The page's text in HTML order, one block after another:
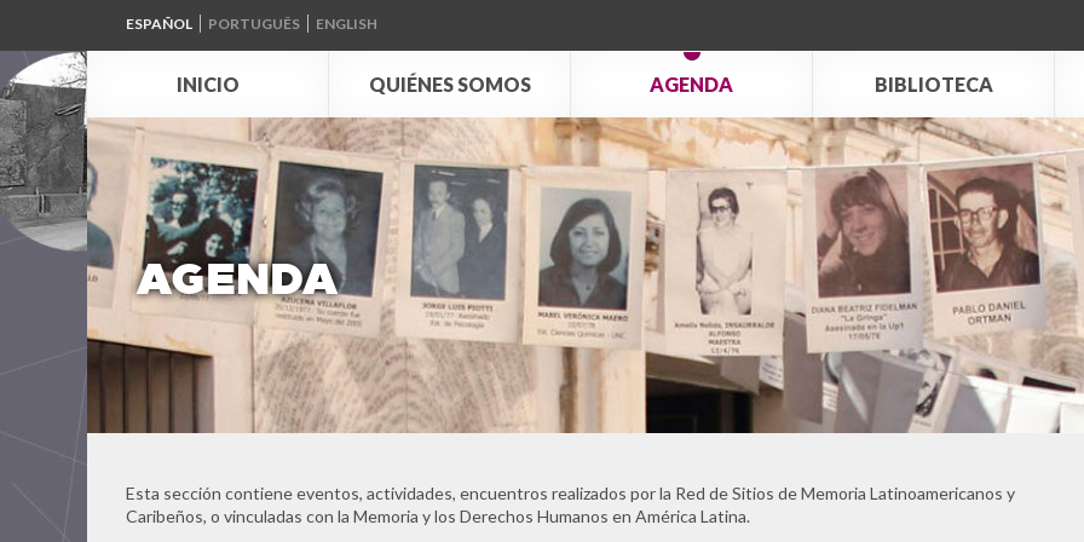
ESPAÑOL ENGLISH
PORTUGUÊS
INICIO
QUIÉNES SOMOS AGENDA BIBLIOTECA
AGENDA
Esta sección contiene eventos, actividades, encuentros realizados por la Red de Sitios de Memoria Latinoamericanos y
Caribeños, o vinculadas con la Memoria y los Derechos Humanos en América Latina.